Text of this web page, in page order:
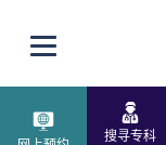
打开选单
搜寻专科